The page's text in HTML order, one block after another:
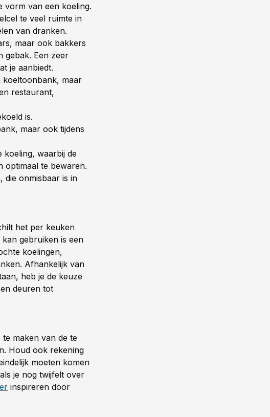
vorm van een koeling.
te veel ruimte in
van dranken.
maar ook bakkers
gebak. Een zeer
je aanbiedt.
koeltoonbank, maar
restaurant,
is.
maar ook tijdens
koeling, waarbij de
optimaal te bewaren.
die onmisbaar is in
het per keuken
gebruiken is een
koelingen,
Afhankelijk van
heb je de keuze
deuren tot
maken van de te
Houd ook rekening
moeten komen
je nog twijfelt over
inspireren door